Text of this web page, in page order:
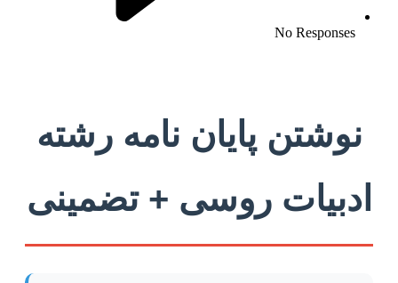
No Responses
نوشتن پایان نامه رشته
ادبیات روسی + تضمینی